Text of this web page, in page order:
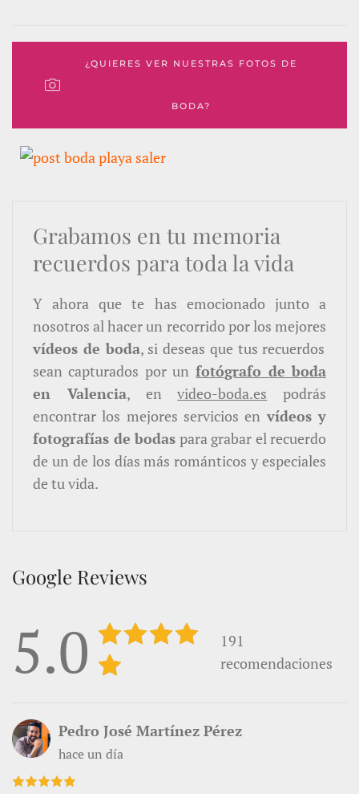
¿QUIERES VER NUESTRAS FOTOS DE
BODA?
Grabamos en tu memoria
recuerdos para toda la vida
Y ahora que te has emocionado junto a
nosotros al hacer un recorrido por los mejores
vídeos de boda, si deseas que tus recuerdos
sean capturados por un fotógrafo de boda
en Valencia, envideo-boda.es podrás
encontrar los mejores servicios en vídeos y
fotografías de bodas para grabar el recuerdo
de un de los días más románticos y especiales
de tu vida.
Google Reviews
5.0
191
recomendaciones
Pedro José Martínez Pérez
hace un día